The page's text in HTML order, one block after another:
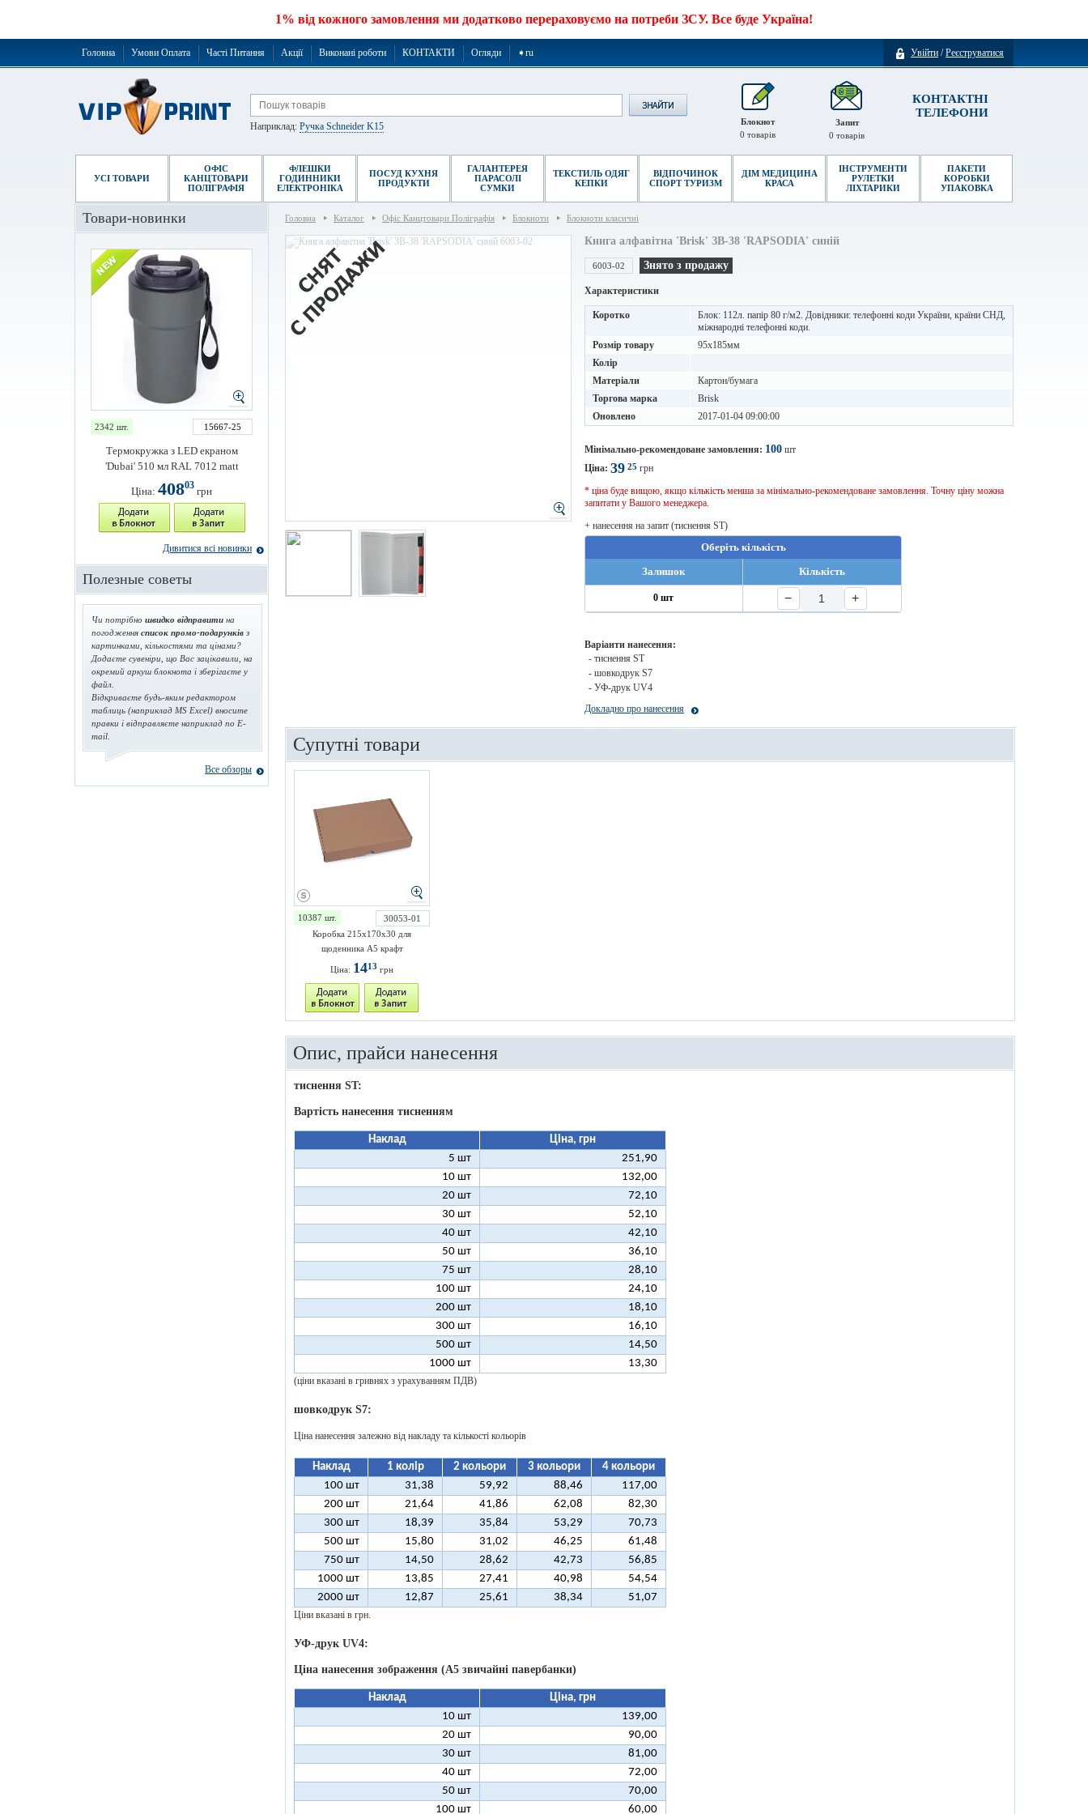
1% від кожного замовлення ми додатково перераховуємо на потреби ЗСУ. Все буде Україна!
Увійти /Реєструватися
Головна Умови Оплата Часті Питання Акції Виконані роботи КОНТАКТИ Огляди ➧ru
КОНТАКТНІ
ТЕЛЕФОНИ
Запит
0 товарів
Наприклад: Ручка Schneider K15
Блокнот
0 товарів
УСІ ТОВАРИ
ОФІС
КАНЦТОВАРИ
ПОЛІГРАФІЯ
ФЛЕШКИ
ГОДИННИКИ
ЕЛЕКТРОНІКА
ПОСУД КУХНЯ
ПРОДУКТИ
ГАЛАНТЕРЕЯ
ПАРАСОЛІ
СУМКИ
ТЕКСТИЛЬ ОДЯГ
КЕПКИ
ВІДПОЧИНОК
СПОРТ ТУРИЗМ
ДІМ МЕДИЦИНА
КРАСА
ІНСТРУМЕНТИ
РУЛЕТКИ
ЛІХТАРИКИ
ПАКЕТИ
КОРОБКИ
УПАКОВКА
Головна Каталог Офіс Канцтовари Поліграфія Блокноти Блокноти класичні
Книга алфавітна 'Brisk' ЗВ-38 'RAPSODIA' синій
6003-02 Знято з продажу
Характеристики
Коротко
Блок: 112л. папір 80 г/м2. Довідники: телефонні коди України, країни СНД,
міжнародні телефонні коди.
Розмір товару
95х185мм
Колір
Матеріали
Картон/бумага
Торгова марка
Brisk
Оновлено
2017-01-04 09:00:00
Мінімально-рекомендоване замовлення: 100 шт
Ціна: 39 25 грн
* ціна буде вищою, якщо кількість менша за мінімально-рекомендоване замовлення. Точну ціну можна
запитати у Вашого менеджера.
+ нанесення на запит (тиснення ST)
Оберіть кількість
Залишок
Кількість
0 шт − +
Варіанти нанесення:
- тиснення ST
- шовкодрук S7
- УФ-друк UV4
Докладно про нанесення
Супутні товари
10387 шт.
30053-01
Коробка 215х170х30 для
щоденника А5 крафт
Ціна: 1413 грн
Опис, прайси нанесення
тиснення ST:
Вартість нанесення тисненням
Наклад
Ціна, грн
5 шт
251,90
10 шт
132,00
20 шт
72,10
30 шт
52,10
40 шт
42,10
50 шт
36,10
75 шт
28,10
100 шт
24,10
200 шт
18,10
300 шт
16,10
500 шт
14,50
1000 шт
13,30
(ціни вказані в гривнях з урахуванням ПДВ)
шовкодрук S7:
Ціна нанесення залежно від накладу та кількості кольорів
Наклад 1 колір 2 кольори 3 кольори
4 кольори
100 шт
31,38 59,92 88,46
117,00
200 шт
21,64 41,86 62,08
82,30
300 шт
18,39 35,84 53,29
70,73
500 шт
15,80 31,02 46,25
61,48
750 шт
14,50 28,62 42,73
56,85
1000 шт
13,85 27,41 40,98
54,54
2000 шт
12,87 25,61 38,34 51,07
Ціни вказані в грн.
УФ-друк UV4:
Ціна нанесення зображення (А5 звичайні павербанки)
Наклад
Ціна, грн
10 шт
139,00
20 шт
90,00
30 шт
81,00
40 шт
72,00
50 шт
70,00
100 шт
60,00
Товари-новинки
2342 шт. 15667-25
Термокружка з LED екраном
'Dubai' 510 мл RAL 7012 matt
Ціна: 40803 грн
Дивитися всі новинки
Полезные советы
Чи потрібно швидко відправити на
погодження список промо-подарунків з
картинками, кількостями та цінами?
Додаєте сувеніри, що Вас зацікавили, на
окремий аркуш блокнота і зберігаєте у
файл.
Відкриваєте будь-яким редактором
таблиць (наприклад MS Excel) вносите
правки і відправляєте наприклад по E-
mail.
Все обзоры